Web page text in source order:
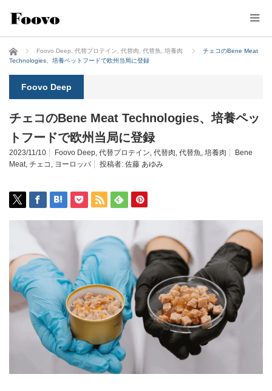
ホーム Foovo Deep 代替プロテイン 代替肉 代替魚 培養肉
チェコのBene Meat
Technologies、培養ペットフードで欧州当局に登録
Foovo Deep
チェコのBene Meat Technologies、培養ペッ
トフードで欧州当局に登録
2023/11/10 Foovo Deep, 代替プロテイン, 代替肉, 代替魚, 培養肉
Bene
Meat, チェコ , ヨーロッパ 投稿者: 佐藤 あゆみ